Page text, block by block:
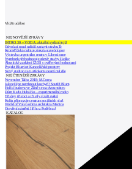
Vložit událost
NEJNOVĚJŠÍ ZPRÁVY
INTRO 30 – VODA: aktuální vydání je již
Odvolací soud nařídil zastavit stavbu Tr
Kroměřížská radnice získala stavební pov
Výstavba urgentního centra v Liberci ome
Nymburk přehodnocuje záměr stavby školky
Akustické zasklení IZOS s ověřenými hodnotami
Projekt Blueriot: Kancelářské prostory
Nový stadion za Lužánkami nesmí mít dle
NEJČTENĚJŠÍ ZPRÁVY
November Talks 2018: M.Corea
Jak nejlépe navrhnout kuchyň? Soutěž Blum
Hořící budova ve Zlíně se na dvou místec
Dům Karla Hubáčka – experimentální rodin
Tři dny, tři noci a tři vily v záři světel
Kolín připravuje centrum sociálních služ
World of Volvo očima architekta Martina
Otevření náměstí Jiřího z Poděbrad
KATALOG